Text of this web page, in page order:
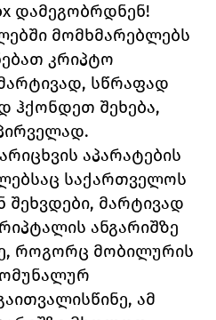
დამეგობრდნენ!
მომხმარებლებს
კრიპტო
სწრაფად
ჰქონდეთ შეხება,
აპარატების
საქართველოს
შეხვდები, მარტივად
ანგარიშზე
როგორც მობილურის
ამ